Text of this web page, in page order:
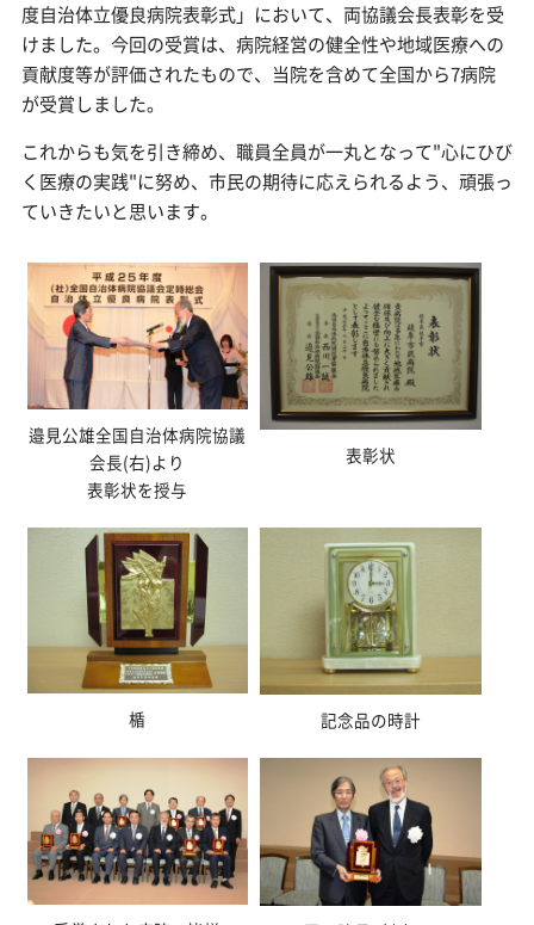
度自治体立優良病院表彰式」において、両協議会長表彰を受
けました。今回の受賞は、病院経営の健全性や地域医療への
貢献度等が評価されたもので、当院を含めて全国から7病院
が受賞しました。
これからも気を引き締め、職員全員が一丸となって"心にひび
く医療の実践"に努め、市民の期待に応えられるよう、頑張っ
ていきたいと思います。
邉見公雄全国自治体病院協議
会長(右)より
表彰状を授与
表彰状
楯 記念品の時計